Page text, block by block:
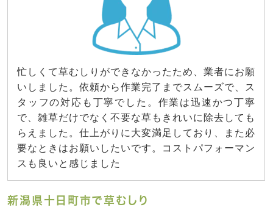
忙しくて草むしりができなかったため、業者にお願
いしました。依頼から作業完了までスムーズで、ス
タッフの対応も丁寧でした。作業は迅速かつ丁寧
で、雑草だけでなく不要な草もきれいに除去しても
らえました。仕上がりに大変満足しており、また必
要なときはお願いしたいです。コストパフォーマン
スも良いと感じました
新潟県十日町市で草むしり